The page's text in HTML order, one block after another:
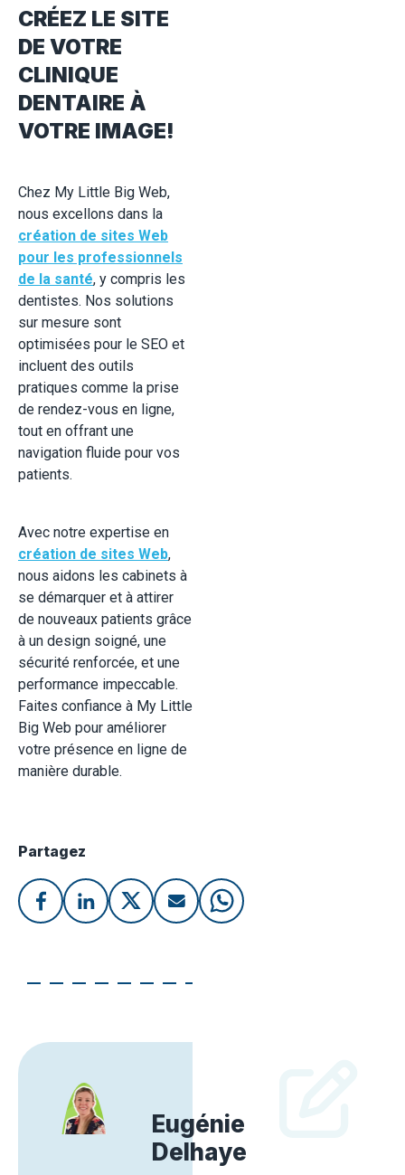
CRÉEZ LE SITE
DE VOTRE
CLINIQUE
DENTAIRE À
VOTRE IMAGE!
Chez My Little Big Web,
nous excellons dans la
création de sites Web
pour les professionnels
de la santé, y compris les
dentistes. Nos solutions
sur mesure sont
optimisées pour le SEO et
incluent des outils
pratiques comme la prise
de rendez-vous en ligne,
tout en offrant une
navigation fluide pour vos
patients.
Avec notre expertise en
création de sites Web,
nous aidons les cabinets à
se démarquer et à attirer
de nouveaux patients grâce
à un design soigné, une
sécurité renforcée, et une
performance impeccable.
Faites confiance à My Little
Big Web pour améliorer
votre présence en ligne de
manière durable.
Partagez
Eugénie
Delhaye